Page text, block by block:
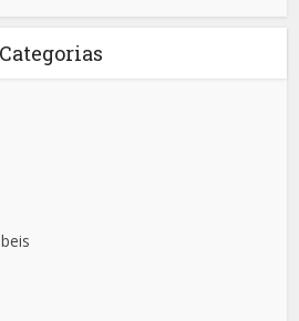
Categorias